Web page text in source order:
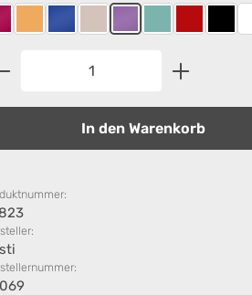
CurryElectric blue
HumusLavenderNordic Green
Rot
Anzahl: Gib den
In den Warenkorb